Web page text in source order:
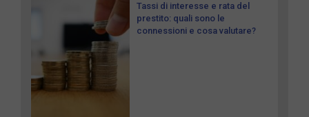
Tassi di interesse e rata del
prestito: quali sono le
connessioni e cosa valutare?